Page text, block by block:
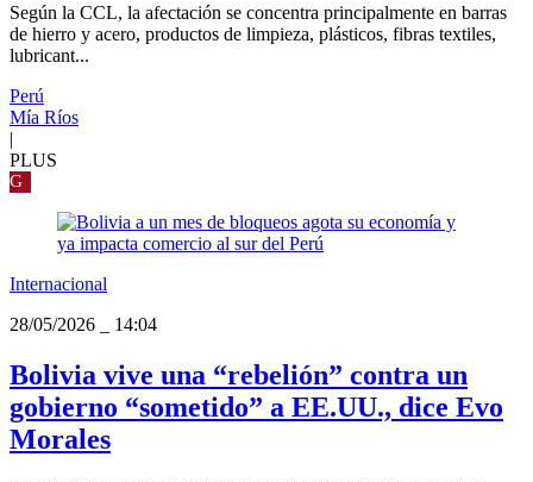
Según la CCL, la afectación se concentra principalmente en barras
de hierro y acero, productos de limpieza, plásticos, fibras textiles,
lubricant...
Perú
Mía Ríos
|
PLUS
G
Internacional
28/05/2026
14:04
Bolivia vive una “rebelión” contra un
gobierno “sometido” a EE.UU., dice Evo
Morales